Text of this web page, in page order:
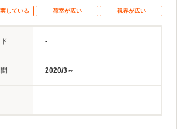
している 荷室が広い 視界が広い
-
2020/3～